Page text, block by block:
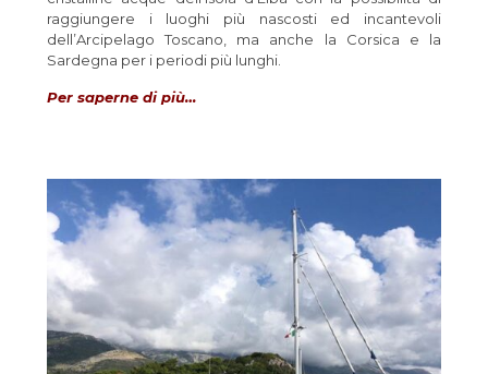
raggiungere i luoghi più nascosti ed incantevoli
dell’Arcipelago Toscano, ma anche la Corsica e la
Sardegna per i periodi più lunghi.
Per saperne di più…